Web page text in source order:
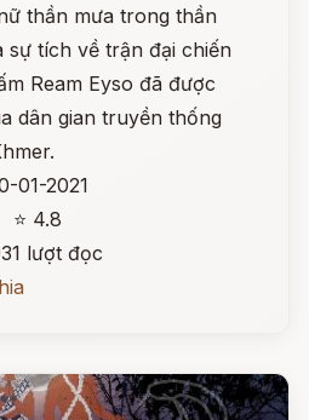
thần mưa trong thần
sự tích về trận đại chiến
Ream Eyso đã được
dân gian truyền thống
01-2021
⭐ 4.8
lượt đọc